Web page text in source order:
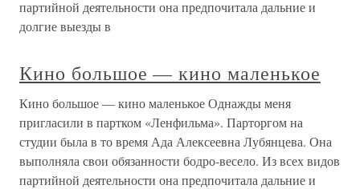
партийной деятельности она предпочитала дальние и
долгие выезды в
Кино большое — кино маленькое
Кино большое — кино маленькое Однажды меня
пригласили в партком «Ленфильма». Парторгом на
студии была в то время Ада Алексеевна Лубянцева. Она
выполняла свои обязанности бодро-весело. Из всех видов
партийной деятельности она предпочитала дальние и